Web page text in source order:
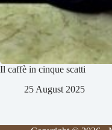
Il caffè in cinque scatti
25 August 2025